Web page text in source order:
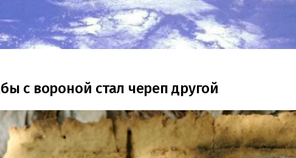
с вороной стал череп другой